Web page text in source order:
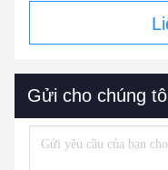
Gửi cho chúng